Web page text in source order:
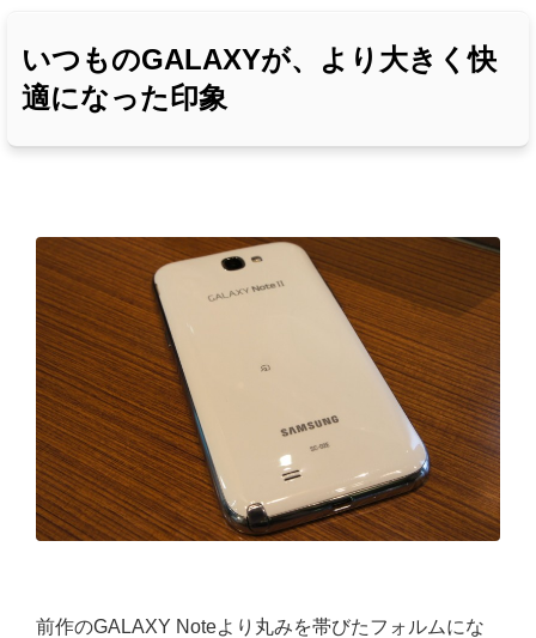
いつものGALAXYが、より大きく快
適になった印象
前作のGALAXY Noteより丸みを帯びたフォルムにな